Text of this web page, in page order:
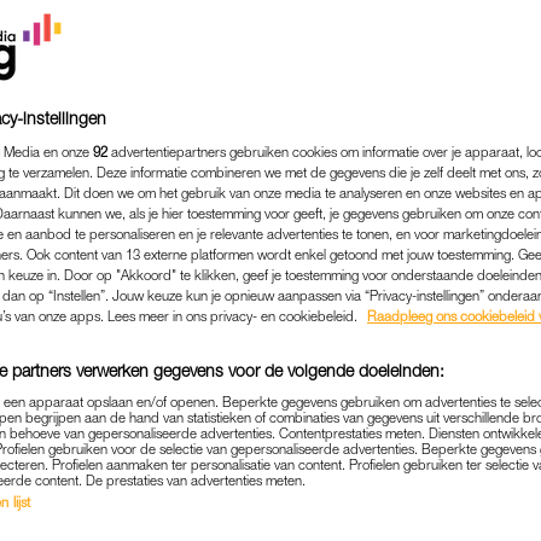
VEILIG THUIS:
DE VOORDEUR
GROTER DAN OOIT'
BINNENLAND|ACHTER HET NIEUWS
22-09-2025 | LINDA.
meld- en adviespunt voor huiselijk geweld
instellingen
en onze 92 advertentiepartners gebruiken cookies om informatie over je apparaat,
te verzamelen. Deze informatie combineren we met de gegevens die je zelf deelt met ons,
Dit doen we om het gebruik van onze media te analyseren en onze websites en
kunnen we, als je hier toestemming voor geeft, je gegevens gebruiken om onze
en aanbod te personaliseren en je relevante advertenties te tonen, en voor
Ook content van 13 externe platformen wordt enkel getoond met jouw toestemming.
keuze in. Door op "Akkoord" te klikken, geef je toestemming voor onderstaande
op “Instellen”. Jouw keuze kun je opnieuw aanpassen via “Privacy-instellingen”
van onze apps. Lees meer in ons privacy- en cookiebeleid.
Raadpleeg ons cookiebeleid
partners verwerken gegevens voor de volgende doeleinden:
apparaat opslaan en/of openen. Beperkte gegevens gebruiken om advertenties te
begrijpen aan de hand van statistieken of combinaties van gegevens uit verschillende
behoeve van gepersonaliseerde advertenties. Contentprestaties meten. Diensten
gebruiken voor de selectie van gepersonaliseerde advertenties. Beperkte
Profielen aanmaken ter personalisatie van content. Profielen gebruiken ter selectie
content. De prestaties van advertenties meten.
lijst